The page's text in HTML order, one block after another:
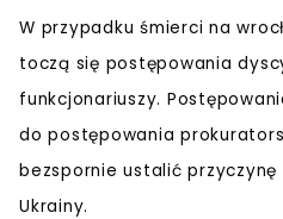
W przypadku śmierci na
toczą się postępowania
funkcjonariuszy.
do postępowania
bezspornie ustalić
Ukrainy.